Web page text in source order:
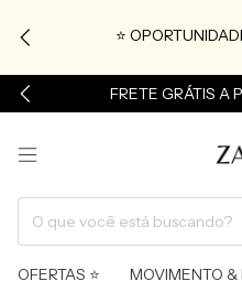
⭐
FRETE GRÁTIS A
OFERTAS ⭐ MOVIMENTO &